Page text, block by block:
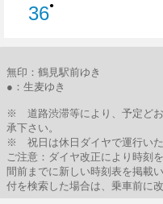
36●
無印：鶴見駅前ゆき
●：生麦ゆき
※ 道路渋滞等により、予定どお
承下さい。
※ 祝日は休日ダイヤで運行いた
ご注意：ダイヤ改正により時刻
間前までに新しい時刻表を掲載
付を検索した場合は、乗車前に